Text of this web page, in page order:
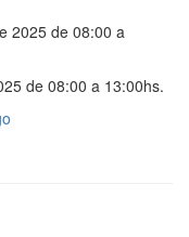
2025 de 08:00 a
de 08:00 a 13:00hs.